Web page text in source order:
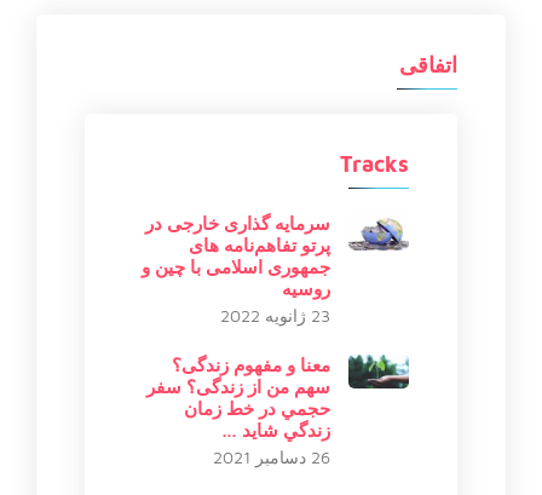
اتفاقی
Tracks
سرمایه گذاری خارجی در
پرتو تفاهم‌نامه های
جمهوری اسلامی با چین و
روسیه
23 ژانویه 2022
معنا و مفهوم زندگی؟
سهم من از زندگى؟ سفر
حجمي در خط زمان
زندگي شايد …
26 دسامبر 2021